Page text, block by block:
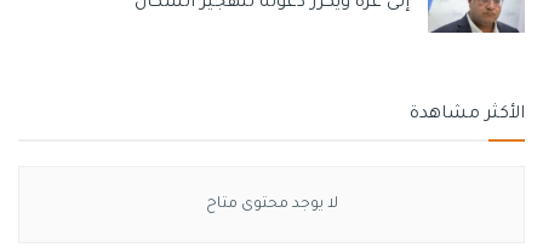
الأكثر مشاهدة
لا يوجد محتوى متاح